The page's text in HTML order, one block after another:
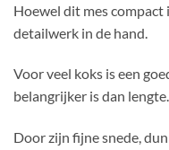
Hoewel dit mes compact
detailwerk in de hand.
Voor veel koks is een
belangrijker is dan lengte.
Door zijn fijne snede,